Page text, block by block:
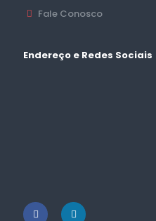
Fale Conosco
Endereço e Redes Sociais